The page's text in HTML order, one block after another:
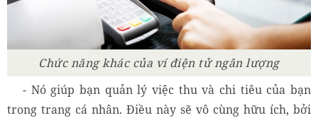
Chức năng khác của ví điện tử ngân lượng
- Nó giúp bạn quản lý việc thu và chi tiêu của bạn
trong trang cá nhân. Điều này sẽ vô cùng hữu ích, bởi